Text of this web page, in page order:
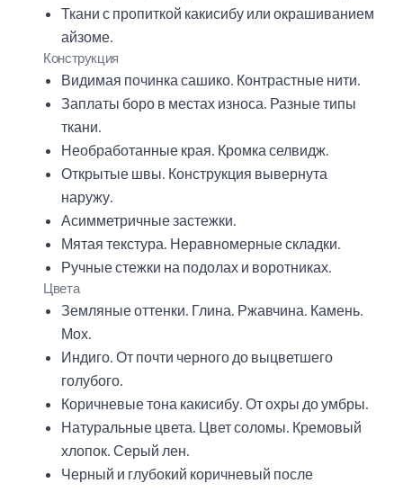
Ткани с пропиткой какисибу или окрашиванием
айзоме.
Конструкция
Видимая починка сашико. Контрастные нити.
Заплаты боро в местах износа. Разные типы
ткани.
Необработанные края. Кромка селвидж.
Открытые швы. Конструкция вывернута
наружу.
Асимметричные застежки.
Мятая текстура. Неравномерные складки.
Ручные стежки на подолах и воротниках.
Цвета
Земляные оттенки. Глина. Ржавчина. Камень.
Мох.
Индиго. От почти черного до выцветшего
голубого.
Коричневые тона какисибу. От охры до умбры.
Натуральные цвета. Цвет соломы. Кремовый
хлопок. Серый лен.
Черный и глубокий коричневый после